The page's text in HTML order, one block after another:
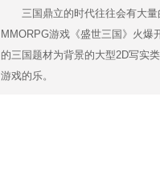
三国鼎立的时代往往会有大
MMORPG游戏《盛世三国》火
的三国题材为背景的大型2D写实
游戏的乐。